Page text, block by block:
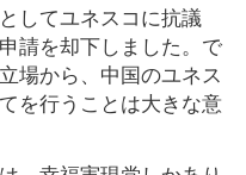
してユネスコに抗議
請を却下しました。で
場から、中国のユネス
を行うことは大きな意